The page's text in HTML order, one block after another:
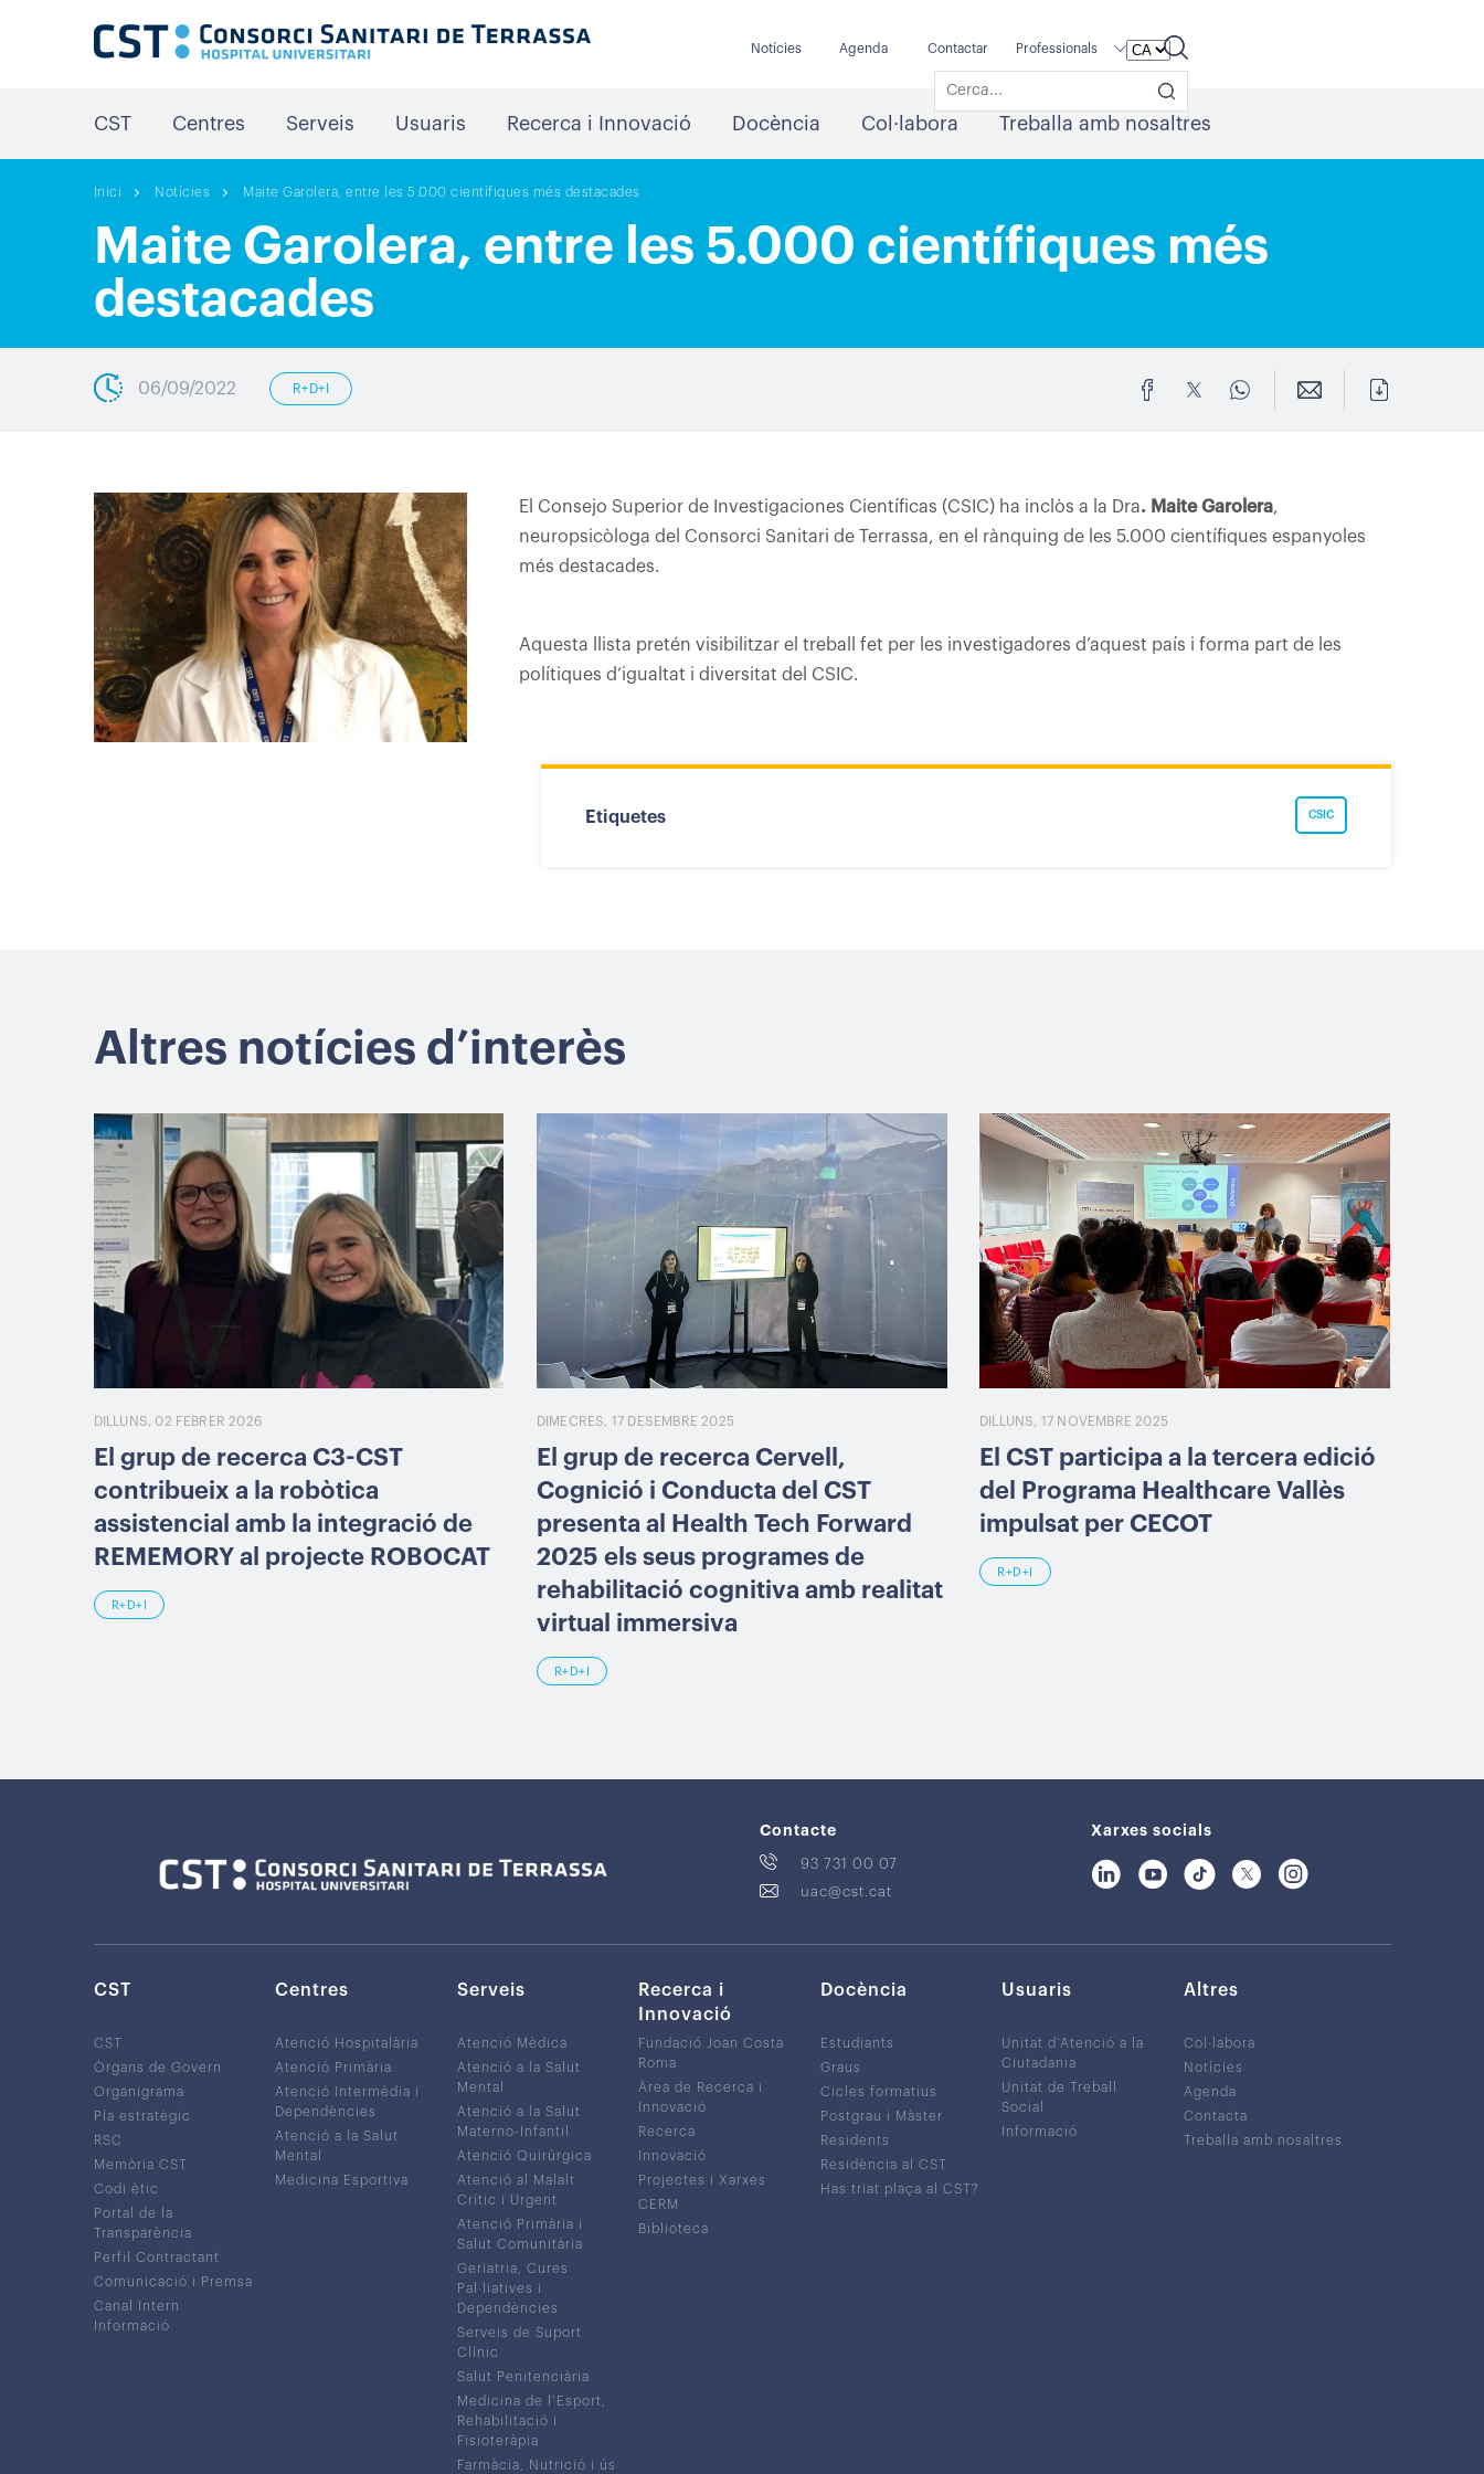
Notícies Agenda Contactar Professionals
CST Centres Serveis Usuaris Recerca i Innovació Docència Col·labora Treballa amb nosaltres
Inici Notícies Maite Garolera, entre les 5.000 científiques més destacades
Maite Garolera, entre les 5.000 científiques més
destacades
06/09/2022 R+D+I
El Consejo Superior de Investigaciones Científicas (CSIC) ha inclòs a la Dra. Maite Garolera,
neuropsicòloga del Consorci Sanitari de Terrassa, en el rànquing de les 5.000 científiques espanyoles
més destacades.
Aquesta llista pretén visibilitzar el treball fet per les investigadores d’aquest país i forma part de les
polítiques d’igualtat i diversitat del CSIC.
Etiquetes CSIC
Altres notícies d’interès
DILLUNS, 02 FEBRER 2026
El grup de recerca C3-CST
contribueix a la robòtica
assistencial amb la integració de
REMEMORY al projecte ROBOCAT
R+D+I
DIMECRES, 17 DESEMBRE 2025
El grup de recerca Cervell,
Cognició i Conducta del CST
presenta al Health Tech Forward
2025 els seus programes de
rehabilitació cognitiva amb realitat
virtual immersiva
R+D+I
DILLUNS, 17 NOVEMBRE 2025
El CST participa a la tercera edició
del Programa Healthcare Vallès
impulsat per CECOT
R+D+I
Contacte
93 731 00 07
uac@cst.cat
Xarxes socials
CST
CST
Òrgans de Govern
Organigrama
Pla estratègic
RSC
Memòria CST
Codi ètic
Portal de la
Transparència
Perfil Contractant
Comunicació i Premsa
Canal Intern
Informació
Centres
Atenció Hospitalària
Atenció Primària
Atenció Intermèdia i
Dependències
Atenció a la Salut
Mental
Medicina Esportiva
Serveis
Atenció Mèdica
Atenció a la Salut
Mental
Atenció a la Salut
Materno-Infantil
Atenció Quirúrgica
Atenció al Malalt
Crític i Urgent
Atenció Primària i
Salut Comunitària
Geriatria, Cures
Pal·liatives i
Dependències
Serveis de Suport
Clínic
Salut Penitenciària
Medicina de l’Esport,
Rehabilitació i
Fisioteràpia
Farmàcia, Nutrició i ús
Recerca i
Innovació
Fundació Joan Costa
Roma
Àrea de Recerca i
Innovació
Recerca
Innovació
Projectes i Xarxes
CERM
Biblioteca
Docència
Estudiants
Graus
Cicles formatius
Postgrau i Màster
Residents
Residència al CST
Has triat plaça al CST?
Usuaris
Unitat d’Atenció a la
Ciutadania
Unitat de Treball
Social
Informació
Altres
Col·labora
Notícies
Agenda
Contacta
Treballa amb nosaltres